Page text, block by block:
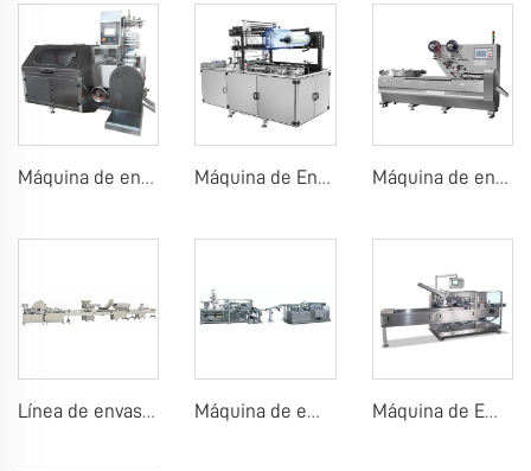
Máquina de envolver piruletas Máquina de Envoltura con Celofán Máquina de envasado de almohadillas de caramelos, chicle o chocolate
Línea de envasado por conteo de chicles o caramelos en tableta Máquina de embalaje de blísteres de chicles Máquina de Embalaje de Tabletas de Chocolate